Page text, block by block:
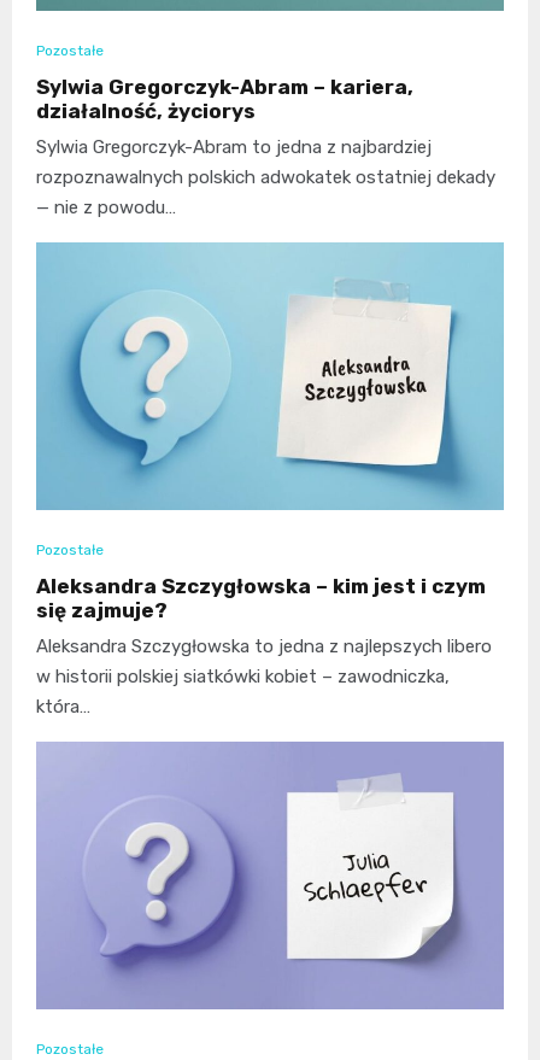
Pozostałe
Sylwia Gregorczyk-Abram – kariera,
działalność, życiorys
Sylwia Gregorczyk-Abram to jedna z najbardziej
rozpoznawalnych polskich adwokatek ostatniej dekady
— nie z powodu…
Pozostałe
Aleksandra Szczygłowska – kim jest i czym
się zajmuje?
Aleksandra Szczygłowska to jedna z najlepszych libero
w historii polskiej siatkówki kobiet – zawodniczka,
która…
Pozostałe